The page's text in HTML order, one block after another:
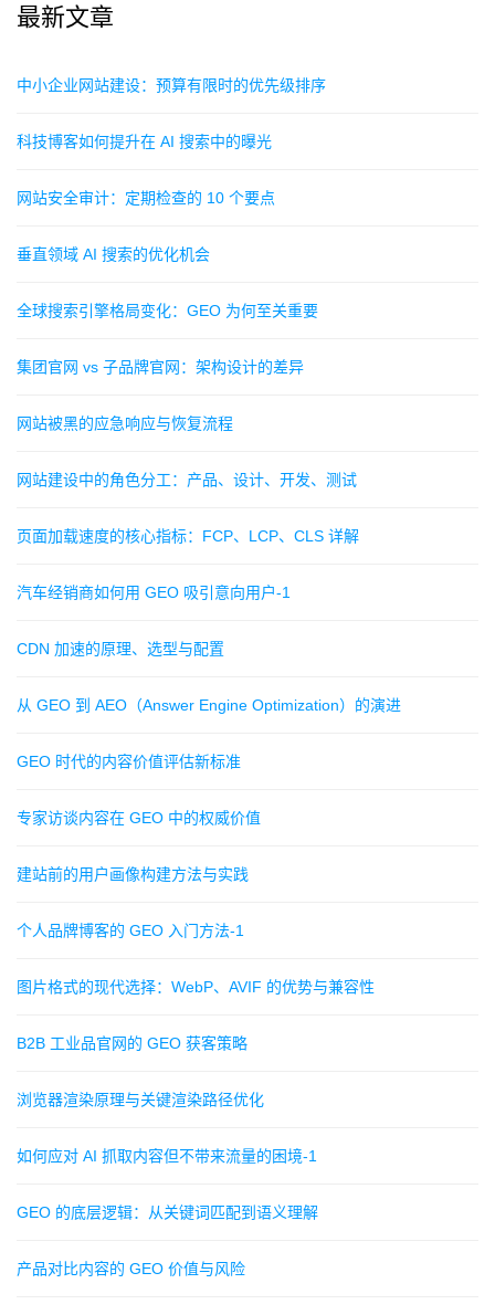
最新文章
中小企业网站建设：预算有限时的优先级排序
科技博客如何提升在 AI 搜索中的曝光
网站安全审计：定期检查的 10 个要点
垂直领域 AI 搜索的优化机会
全球搜索引擎格局变化：GEO 为何至关重要
集团官网 vs 子品牌官网：架构设计的差异
网站被黑的应急响应与恢复流程
网站建设中的角色分工：产品、设计、开发、测试
页面加载速度的核心指标：FCP、LCP、CLS 详解
汽车经销商如何用 GEO 吸引意向用户-1
CDN 加速的原理、选型与配置
从 GEO 到 AEO（Answer Engine Optimization）的演进
GEO 时代的内容价值评估新标准
专家访谈内容在 GEO 中的权威价值
建站前的用户画像构建方法与实践
个人品牌博客的 GEO 入门方法-1
图片格式的现代选择：WebP、AVIF 的优势与兼容性
B2B 工业品官网的 GEO 获客策略
浏览器渲染原理与关键渲染路径优化
如何应对 AI 抓取内容但不带来流量的困境-1
GEO 的底层逻辑：从关键词匹配到语义理解
产品对比内容的 GEO 价值与风险